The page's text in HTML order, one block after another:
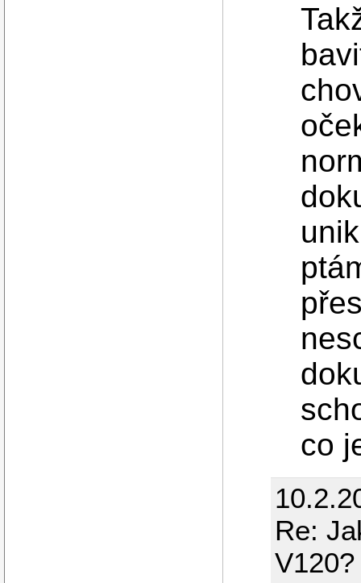
co
Re:
V120?